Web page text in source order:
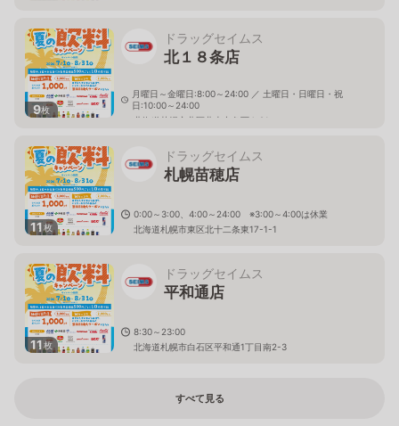
9枚
ドラッグセイムス
北１８条店
月曜日～金曜日:8:00～24:00 ／ 土曜日・日曜日・祝
日:10:00～24:00
北海道札幌市北区北十七条西4-21
11枚
ドラッグセイムス
札幌苗穂店
0:00～3:00、4:00～24:00 ※3:00～4:00は休業
北海道札幌市東区北十二条東17-1-1
11枚
ドラッグセイムス
平和通店
8:30～23:00
北海道札幌市白石区平和通1丁目南2-3
すべて見る